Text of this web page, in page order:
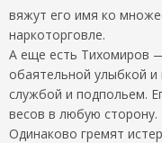
вяжут его имя ко
наркоторговле.
А еще есть Тихомиров
обаятельной улыбкой
службой и подпольем.
весов в любую
Одинаково гремят